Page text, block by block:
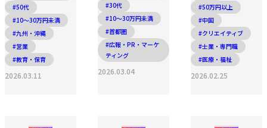
#50代
#10〜30万円未満
#九州・沖縄
#営業
#教育・保育
2026.03.11
#30代
#10〜30万円未満
#首都圏
#広報・PR・マーケ
ティング
2026.03.04
#50万円以上
#中国
#クリエイティブ
#士業・専門職
#医療・福祉
2026.02.25